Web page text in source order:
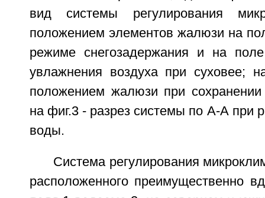
вид системы регулирования
положением элементов жалюзи на
режиме снегозадержания и на
увлажнения воздуха при суховее;
положением жалюзи при сохранении
на фиг.3 - разрез системы по А-А при
воды.
Система регулирования
расположенного преимущественно